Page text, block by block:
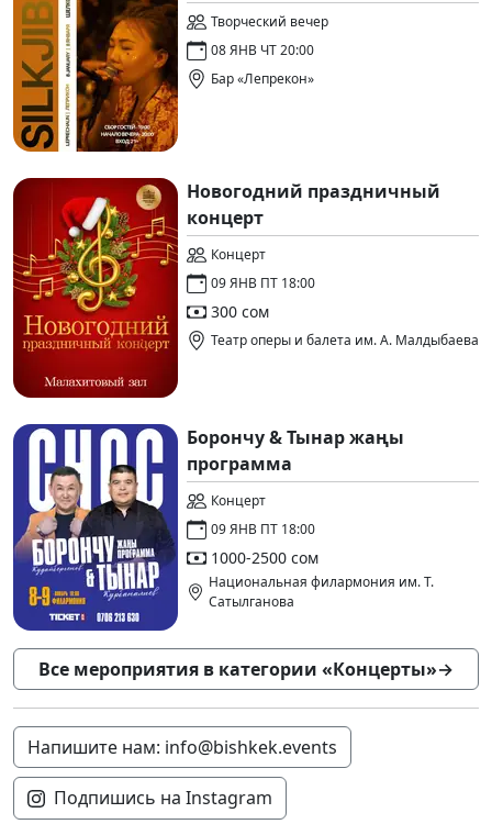
Творческий вечер
08 ЯНВ ЧТ 20:00
Бар «Лепрекон»
Новогодний праздничный
концерт
Концерт
09 ЯНВ ПТ 18:00
300 сом
Театр оперы и балета им. А. Малдыбаева
Борончу & Тынар жаңы
программа
Концерт
09 ЯНВ ПТ 18:00
1000-2500 сом
Национальная филармония им. Т.
Сатылганова
Все мероприятия в категории «Концерты»→
Напишите нам: info@bishkek.events
Подпишись на Instagram